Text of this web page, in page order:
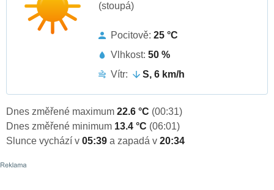
(stoupá)
Pocitově: 25 °C
Vlhkost: 50 %
Vítr:
S, 6 km/h
Dnes změřené maximum 22.6 °C (00:31)
Dnes změřené minimum 13.4 °C (06:01)
Slunce vychází v 05:39 a zapadá v 20:34